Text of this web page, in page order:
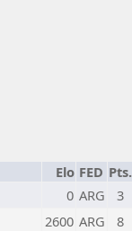
Elo FED Pts.
0 ARG
3
2600 ARG
8